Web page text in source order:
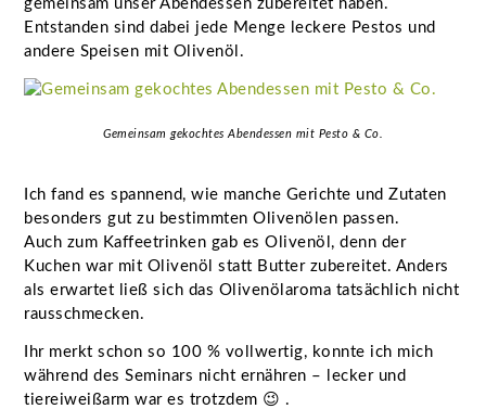
gemeinsam unser Abendessen zubereitet haben.
Entstanden sind dabei jede Menge leckere Pestos und
andere Speisen mit Olivenöl.
Gemeinsam gekochtes Abendessen mit Pesto & Co.
Ich fand es spannend, wie manche Gerichte und Zutaten
besonders gut zu bestimmten Olivenölen passen.
Auch zum Kaffeetrinken gab es Olivenöl, denn der
Kuchen war mit Olivenöl statt Butter zubereitet. Anders
als erwartet ließ sich das Olivenölaroma tatsächlich nicht
rausschmecken.
Ihr merkt schon so 100 % vollwertig, konnte ich mich
während des Seminars nicht ernähren – lecker und
tiereiweißarm war es trotzdem 😉 .